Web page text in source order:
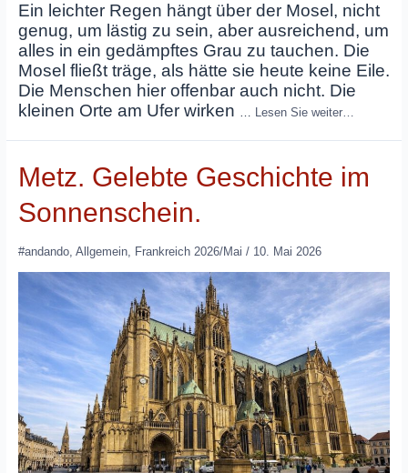
Ein leichter Regen hängt über der Mosel, nicht
genug, um lästig zu sein, aber ausreichend, um
alles in ein gedämpftes Grau zu tauchen. Die
Mosel fließt träge, als hätte sie heute keine Eile.
Die Menschen hier offenbar auch nicht. Die
kleinen Orte am Ufer wirken … Lesen Sie weiter…
Metz. Gelebte Geschichte im
Sonnenschein.
#andando, Allgemein, Frankreich 2026/Mai / 10. Mai 2026